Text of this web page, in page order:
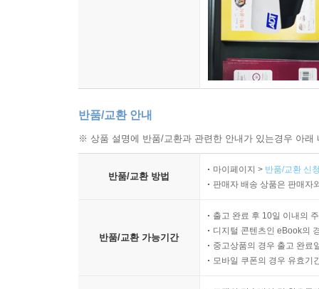
반품/교환 안내
※ 상품 설명에 반품/교환과 관련한 안내가 있는경우 아
반품/교환 방법
마이페이지 > 반품/교환 신
판매자 배송 상품은 판매자
반품/교환 가능기간
출고 완료 후 10일 이내의
디지털 콘텐츠인 eBook의
중고상품의 경우 출고 완료
모바일 쿠폰의 경우 유효기